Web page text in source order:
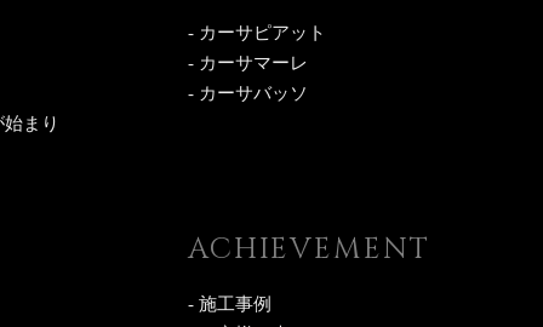
まり
- カーサピアット
- カーサマーレ
- カーサバッソ
ACHIEVEMENT
- 施工事例